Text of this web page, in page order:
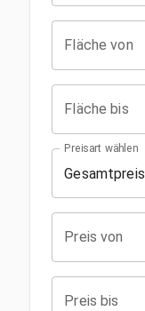
Fläche von
Fläche bis
Preisart wählen
Gesamtpreis
Preis von
Preis bis